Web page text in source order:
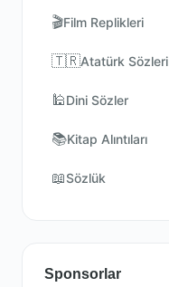
🎬Film Replikleri
🇹🇷Atatürk Sözleri
🕌Dini Sözler
📚Kitap Alıntıları
📖Sözlük
Sponsorlar